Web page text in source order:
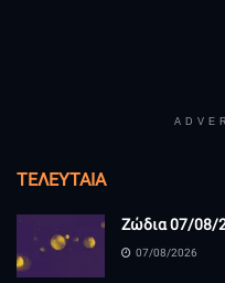
ΤΕΛΕΥΤΑΊΑ
Ζώδια 07/08/
07/08/2026